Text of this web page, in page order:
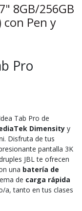
8GB/256GB
con Pen y
Pro
Tab Pro de
Dimensity y
Disfruta de tus
pantalla 3K
JBL te ofrecen
una batería de
de carga rápida
a, tanto en tus clases